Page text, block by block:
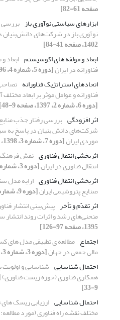
صفحه 61-82]
ابزارهای سیاستی نوآوری باز بررسی
نوآوری باز در شرکت‌های دانش‌بنیان
1402، صفحه 41-84]
ابعاد و مولفه ‏های اکوسیستم ابعاد
فناورانه در ایران[دوره 5، شماره 4، 1396، صفحه 9-42]
اتحادهای استراتژیک فناورانه
فناورانه و عوامل موثر بر ابعاد
[دوره 6، شماره 2، 1397، صفحه 9-48]
اثر افزودگی بررسی رفتار جذب
شرکت‌های دانش بنیان در پاسخ به
موردی ایران[دوره 7، شماره 3، 1398، صفحه 91-124]
اثربخشی انتقال فناوری نقش فرهنگ
انتقال فناوری در ایران[دوره 3، شماره 2، 1394، صفحه 9-30]
اثربخشی انتقال فناوری ارایه مدل
صنایع پتروشیمی ایران[دوره 9، شماره 4، 1400، صفحه 75-99]
اثر تقدّم و تأخر پیش‌بینی انتشار
منحنی‌های رشد و اثرات روند انتشار
1395، صفحه 97-126]
اجتماع مطالعه ی تطبیقی مدل های
مالی جمعی در جهان[دوره 3، شماره 3، 1394، صفحه 127-150]
احتمال شناسایی شناسایی و
همکاری فناوری (حوزه زیست فناوری)
9-33]
احتمال شناسایی ارزیابی ریسک
مختلف نقشه راه فناوری (مورد